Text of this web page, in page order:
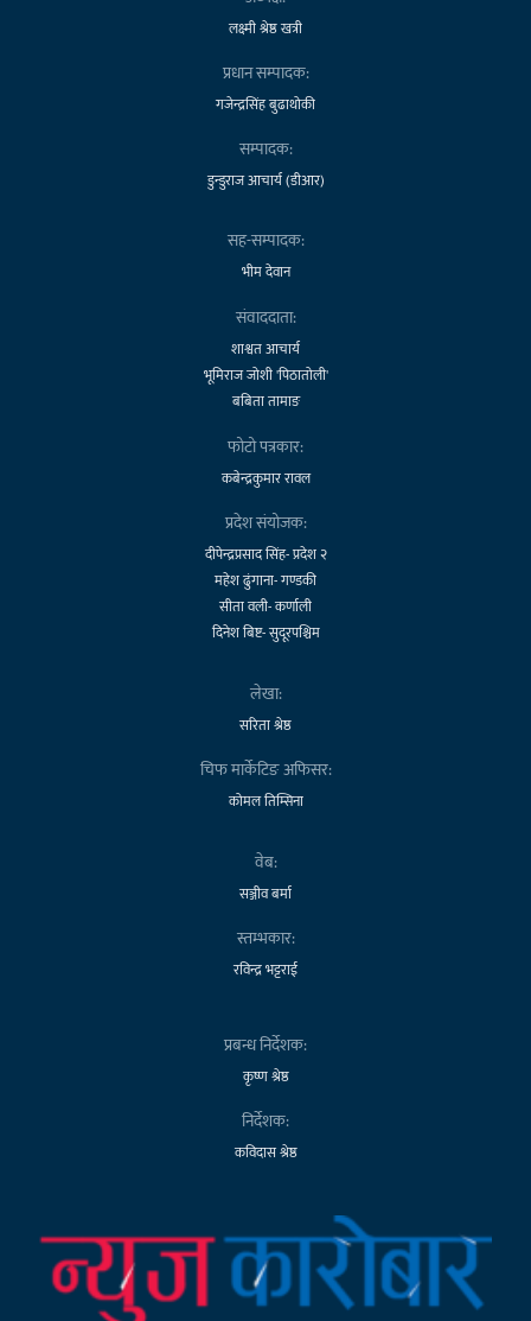
लक्ष्मी श्रेष्ठ खत्री
प्रधान सम्पादक:
गजेन्द्रसिंह बुढाथोकी
सम्पादक:
डुन्डुराज आचार्य (डीआर)
सह-सम्पादक:
भीम देवान
संवाददाता:
शाश्वत आचार्य
भूमिराज जोशी 'पिठातोली'
बबिता तामाङ
फोटो पत्रकार:
कबेन्द्रकुमार रावल
प्रदेश संयोजक:
दीपेन्द्रप्रसाद सिंह- प्रदेश २
महेश ढुंगाना- गण्डकी
सीता वली- कर्णाली
दिनेश बिष्ट- सुदूरपश्चिम
लेखा:
सरिता श्रेष्ठ
चिफ मार्केटिङ अफिसर:
कोमल तिम्सिना
वेब:
सञ्जीव बर्मा
स्तम्भकार:
रविन्द्र भट्टराई
प्रबन्ध निर्देशक:
कृष्ण श्रेष्ठ
निर्देशक:
कविदास श्रेष्ठ